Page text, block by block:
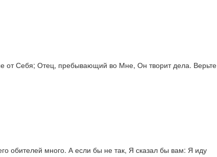
от Себя; Отец, пребывающий во Мне, Он творит дела. Верьте
обителей много. А если бы не так, Я сказал бы вам: Я иду